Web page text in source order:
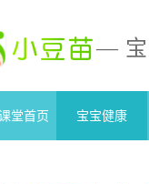
— 宝
堂首页 宝宝健康